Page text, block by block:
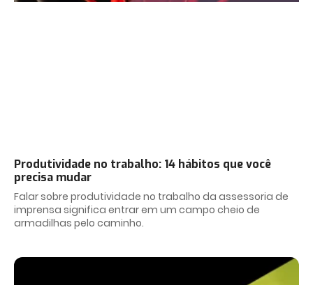
Produtividade no trabalho: 14 hábitos que você
precisa mudar
Falar sobre produtividade no trabalho da assessoria de
imprensa significa entrar em um campo cheio de
armadilhas pelo caminho.